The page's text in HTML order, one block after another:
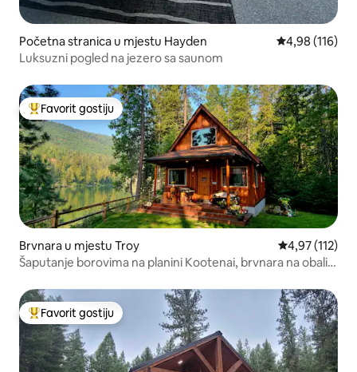
Početna stranica u mjestu Hayden prosječna
4,98 (116)
Luksuzni pogled na jezero sa saunom
Glavni favorit gostiju
Favorit gostiju
Brvnara u mjestu Troy prosječna
4,97 (112)
Šaputanje borovima na planini Kootenai, brvnara na obali
Glavni favorit gostiju
Favorit gostiju